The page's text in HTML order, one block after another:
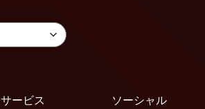
サービス
ソーシャル